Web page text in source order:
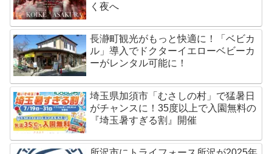
く夜へ
長瀞町観光がもっと快適に！「ベビカ
ル」導入でドクターイエローベビーカ
ーがレンタル可能に！
埼玉県加須市「むさしの村」で猛暑日
がチャンスに！35度以上で入園無料の
『埼玉暑すぎる割』開催